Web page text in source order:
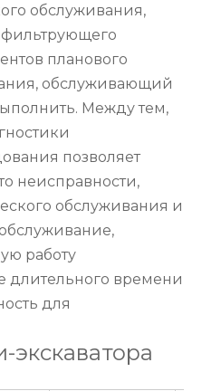
обслуживания,
фильтрующего
планового
обслуживающий
Между тем,
позволяет
неисправности,
обслуживания и
работу
длительного времени
для